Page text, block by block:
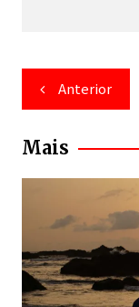
Navegação
de
Post
Anterior
Mais